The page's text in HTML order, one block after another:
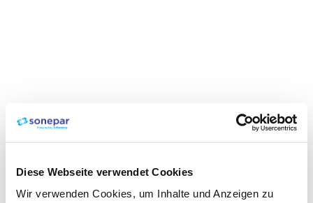
Diese Webseite verwendet Cookies
Wir verwenden Cookies, um Inhalte und Anzeigen zu